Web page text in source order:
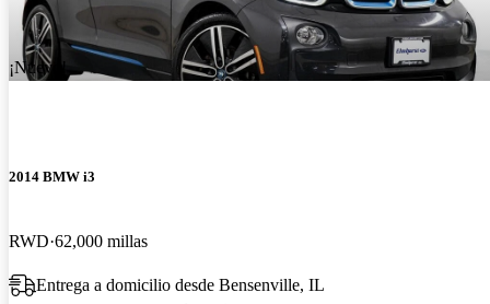
¡Nuevo!
2014 BMW i3
RWD 62,000 millas
Entrega a domicilio desde Bensenville, IL